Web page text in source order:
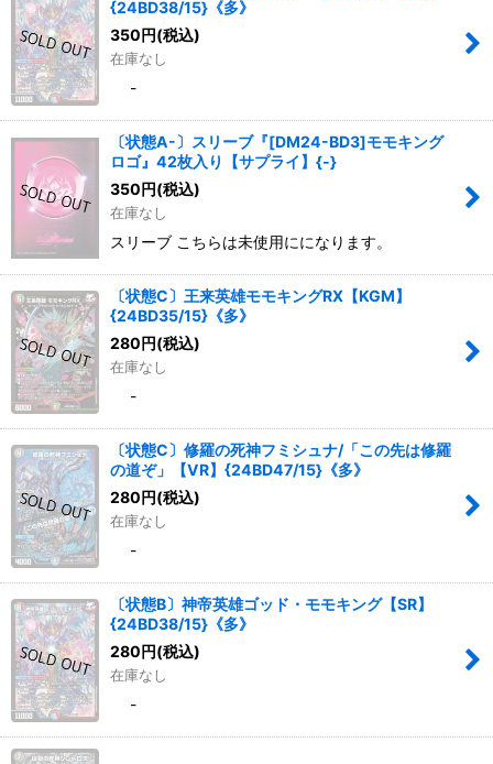
{24BD38/15}《多》
350円(税込)
在庫なし
-
〔状態A-〕スリーブ『[DM24-BD3]モモキング
ロゴ』42枚入り【サプライ】{-}
350円(税込)
在庫なし
スリーブ こちらは未使用にになります。
〔状態C〕王来英雄モモキングRX【KGM】
{24BD35/15}《多》
280円(税込)
在庫なし
-
〔状態C〕修羅の死神フミシュナ/「この先は修羅
の道ぞ」【VR】{24BD47/15}《多》
280円(税込)
在庫なし
-
〔状態B〕神帝英雄ゴッド・モモキング【SR】
{24BD38/15}《多》
280円(税込)
在庫なし
-